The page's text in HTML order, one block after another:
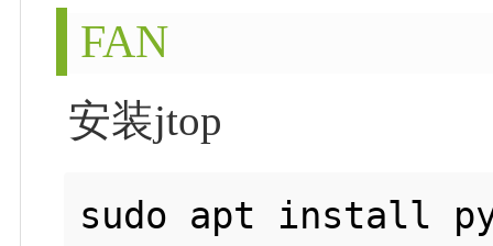
FAN
安装jtop
sudo apt install